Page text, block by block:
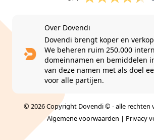
Over Dovendi
Dovendi brengt koper en
We beheren ruim 250.000
domeinnamen en bemiddelen
van deze namen met als doel
voor alle partijen.
© 2026 Copyright Dovendi © - alle rechten
Algemene voorwaarden | Privacy